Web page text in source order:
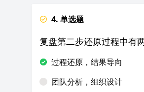
4. 单选题
复盘第二步还原过程中有
过程还原，结果导向
团队分析，组织设计